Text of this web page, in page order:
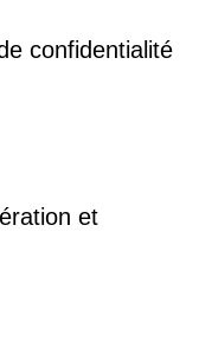
confidentialité
et